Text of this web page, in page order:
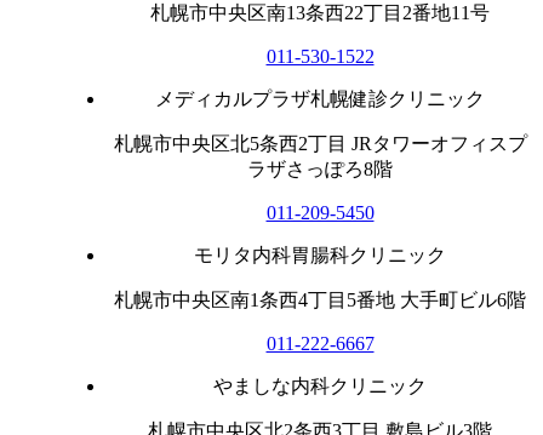
札幌市中央区南13条西22丁目2番地11号
011-530-1522
メディカルプラザ札幌健診クリニック
札幌市中央区北5条西2丁目 JRタワーオフィスプ
ラザさっぽろ8階
011-209-5450
モリタ内科胃腸科クリニック
札幌市中央区南1条西4丁目5番地 大手町ビル6階
011-222-6667
やましな内科クリニック
札幌市中央区北2条西3丁目 敷島ビル3階